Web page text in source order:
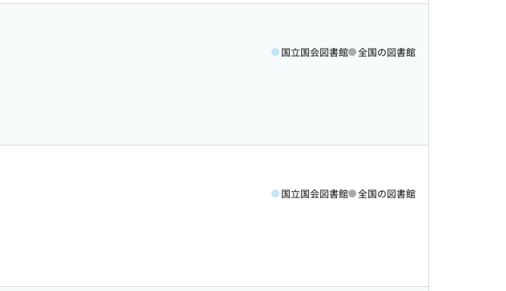
国立国会図書館 全国の図書館
国立国会図書館 全国の図書館